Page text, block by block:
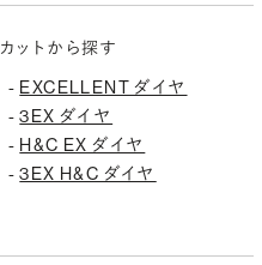
カットから探す
- EXCELLENT ダイヤ
-3EX ダイヤ
- H&C EX ダイヤ
-3EX H&C ダイヤ